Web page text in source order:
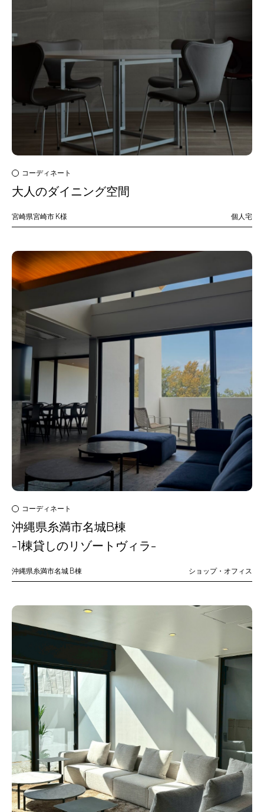
コーディネート
大人のダイニング空間
宮崎県宮崎市 K様 個人宅
コーディネート
沖縄県糸満市名城B棟
-1棟貸しのリゾートヴィラ-
沖縄県糸満市名城 B棟 ショップ・オフィス